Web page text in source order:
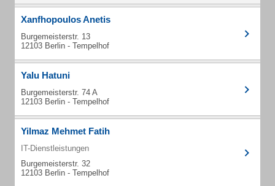
Xanfhopoulos Anetis
Burgemeisterstr. 13
12103 Berlin - Tempelhof
Yalu Hatuni
Burgemeisterstr. 74 A
12103 Berlin - Tempelhof
Yilmaz Mehmet Fatih
IT-Dienstleistungen
Burgemeisterstr. 32
12103 Berlin - Tempelhof